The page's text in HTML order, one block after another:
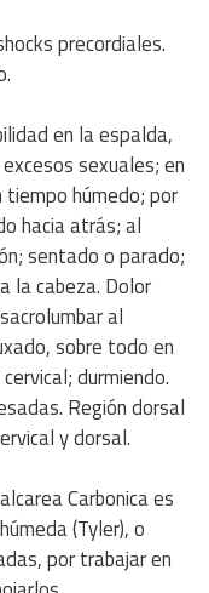
precordiales.
en la espalda,
sexuales; en
tiempo húmedo; por
hacia atrás; al
sentado o parado;
la cabeza. Dolor
al
sobre todo en
durmiendo.
Región dorsal
y dorsal.
Carbonica es
(Tyler), o
por trabajar en